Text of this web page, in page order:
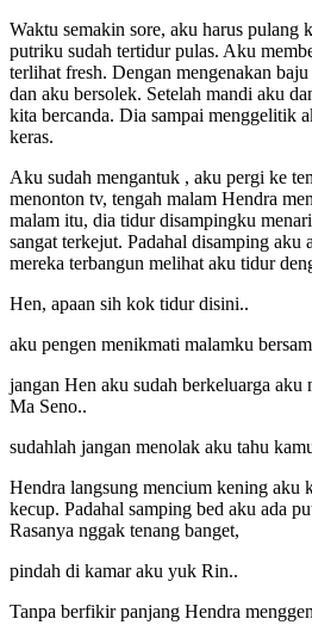
Waktu semakin sore, aku harus pulang
putriku sudah tertidur pulas. Aku
terlihat fresh. Dengan mengenakan
dan aku bersolek. Setelah mandi aku
kita bercanda. Dia sampai menggelitik
keras.
Aku sudah mengantuk , aku pergi ke
menonton tv, tengah malam Hendra
malam itu, dia tidur disampingku
sangat terkejut. Padahal disamping
mereka terbangun melihat aku tidur
Hen, apaan sih kok tidur disini..
aku pengen menikmati malamku
jangan Hen aku sudah berkeluarga
Ma Seno..
sudahlah jangan menolak aku tahu
Hendra langsung mencium kening aku
kecup. Padahal samping bed aku ada
Rasanya nggak tenang banget,
pindah di kamar aku yuk Rin..
Tanpa berfikir panjang Hendra